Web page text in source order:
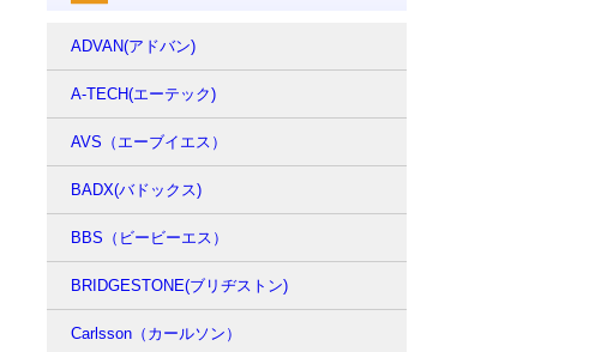
ADVAN(アドバン)
A-TECH(エーテック)
AVS（エーブイエス）
BADX(バドックス)
BBS（ビービーエス）
BRIDGESTONE(ブリヂストン)
Carlsson（カールソン）